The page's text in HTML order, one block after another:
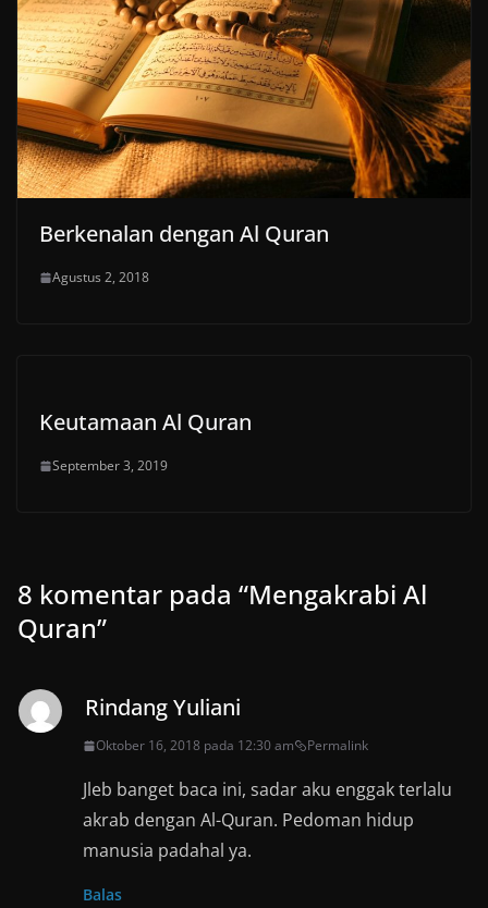
Berkenalan dengan Al Quran
Agustus 2, 2018
Keutamaan Al Quran
September 3, 2019
8 komentar pada “Mengakrabi Al
Quran”
Rindang Yuliani
Oktober 16, 2018 pada 12:30 am Permalink
Jleb banget baca ini, sadar aku enggak terlalu
akrab dengan Al-Quran. Pedoman hidup
manusia padahal ya.
Balas